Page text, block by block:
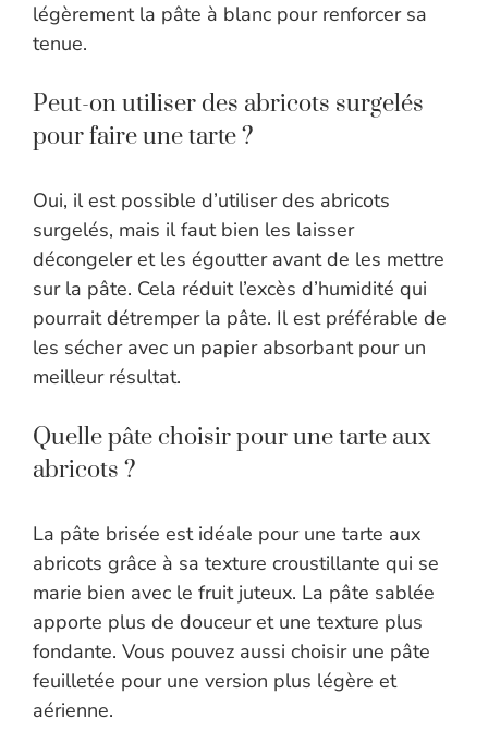
légèrement la pâte à blanc pour renforcer sa
tenue.
Peut-on utiliser des abricots surgelés
pour faire une tarte ?
Oui, il est possible d’utiliser des abricots
surgelés, mais il faut bien les laisser
décongeler et les égoutter avant de les mettre
sur la pâte. Cela réduit l’excès d’humidité qui
pourrait détremper la pâte. Il est préférable de
les sécher avec un papier absorbant pour un
meilleur résultat.
Quelle pâte choisir pour une tarte aux
abricots ?
La pâte brisée est idéale pour une tarte aux
abricots grâce à sa texture croustillante qui se
marie bien avec le fruit juteux. La pâte sablée
apporte plus de douceur et une texture plus
fondante. Vous pouvez aussi choisir une pâte
feuilletée pour une version plus légère et
aérienne.